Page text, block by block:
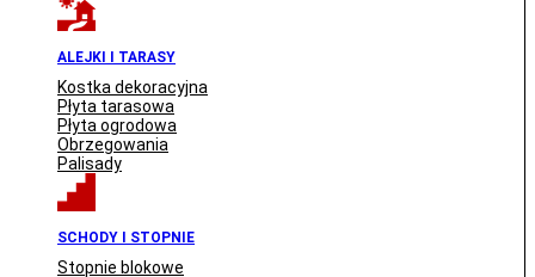
ALEJKI I TARASY
Kostka dekoracyjna
Płyta tarasowa
Płyta ogrodowa
Obrzegowania
Palisady
SCHODY I STOPNIE
Stopnie blokowe